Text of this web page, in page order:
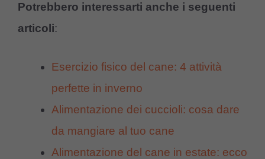
Potrebbero interessarti anche i seguenti
articoli:
Esercizio fisico del cane: 4 attività
perfette in inverno
Alimentazione dei cuccioli: cosa dare
da mangiare al tuo cane
Alimentazione del cane in estate: ecco